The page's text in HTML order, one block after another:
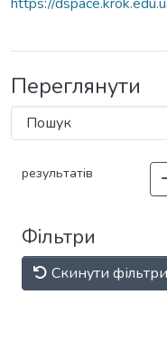
Переглянути
результатів
Фільтри
Скинути фільтри